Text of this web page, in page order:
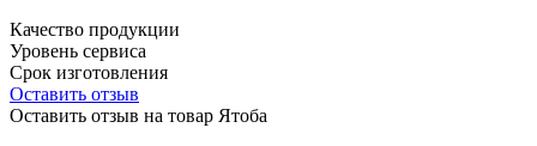
Качество продукции
Уровень сервиса
Срок изготовления
Оставить отзыв
Оставить отзыв на товар Ятоба